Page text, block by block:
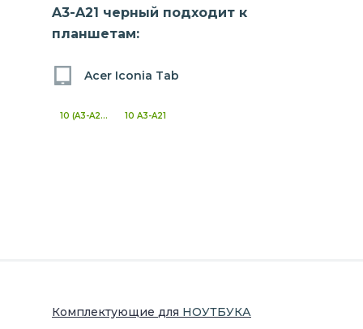
A3-A21 черный подходит к
планшетам:
Acer Iconia Tab
10 (A3-A20) 10 A3-A21
Комплектующие для НОУТБУКА